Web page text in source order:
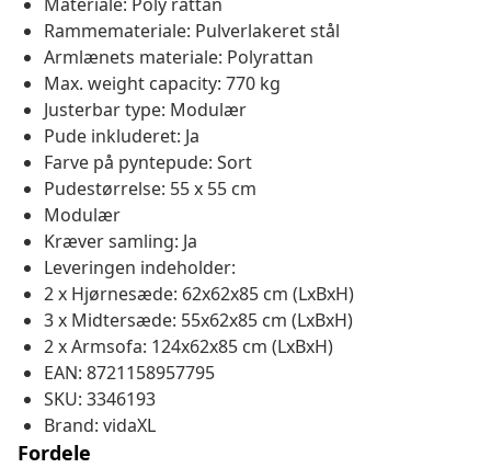
Rammemateriale: Pulverlakeret stål
Armlænets materiale: Polyrattan
Max. weight capacity: 770 kg
Justerbar type: Modulær
Pude inkluderet: Ja
Farve på pyntepude: Sort
Pudestørrelse: 55 x 55 cm
Modulær
Kræver samling: Ja
Leveringen indeholder:
2 x Hjørnesæde: 62x62x85 cm (LxBxH)
3 x Midtersæde: 55x62x85 cm (LxBxH)
2 x Armsofa: 124x62x85 cm (LxBxH)
EAN: 8721158957795
SKU: 3346193
Brand: vidaXL
Fordele